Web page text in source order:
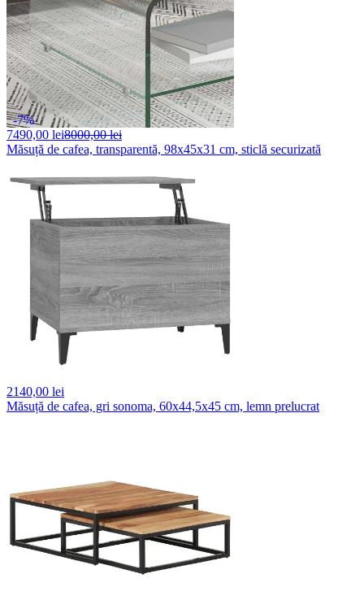
-7%
7490,00 lei8000,00 lei
Măsuță de cafea, transparentă, 98x45x31 cm, sticlă securizată
2140,00 lei
Măsuță de cafea, gri sonoma, 60x44,5x45 cm, lemn prelucrat